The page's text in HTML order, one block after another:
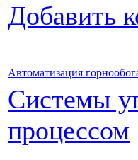
Добавить
Автоматизация
Системы
процессом